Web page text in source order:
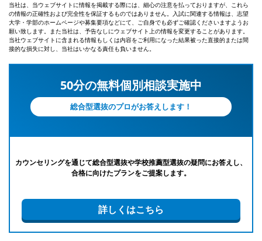
当社は、当ウェブサイトに情報を掲載する際には、細心の注意を払っておりますが、これら
の情報の正確性および完全性を保証するものではありません。入試に関連する情報は、志望
大学・学部のホームページや募集要項などにて、ご自身でも必ずご確認くださいますようお
願い致します。また当社は、予告なしにウェブサイト上の情報を変更することがあります。
当社ウェブサイトに含まれる情報もしくは内容をご利用になった結果被った直接的または間
接的な損失に対し、当社はいかなる責任も負いません。
50分の無料個別相談実施中
総合型選抜のプロがお答えします！
カウンセリングを通じて総合型選抜や学校推薦型選抜の疑問にお答えし、
合格に向けたプランをご提案します。
詳しくはこちら